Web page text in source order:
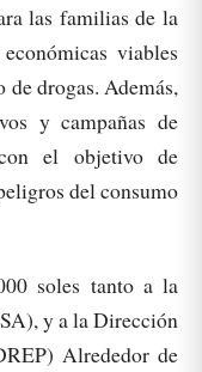
las familias de la
viables
de drogas. Además,
y campañas de
el objetivo de
del consumo
soles tanto a la
y a la Dirección
Alrededor de